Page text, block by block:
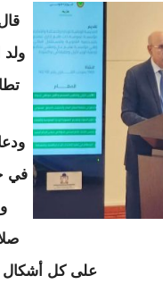
في
على كل أشكال